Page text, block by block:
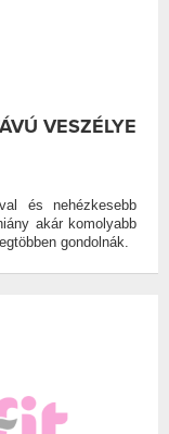
VESZÉLYE
és nehézkesebb
akár komolyabb
gondolnák.